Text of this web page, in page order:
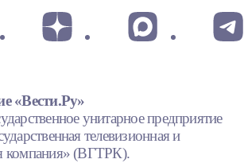
«Вести.Ру»
унитарное предприятие
телевизионная и
компания» (ВГТРК).